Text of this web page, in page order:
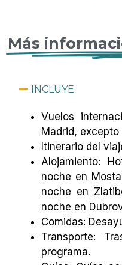
Más
INCLUYE
Vuelos
Madrid,
Itinerario del
Alojamiento:
noche en
noche en
noche en
Comidas:
Transporte:
programa.